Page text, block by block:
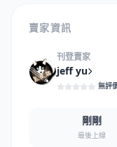
賣家資訊
刊登賣家
jeff yu
無評
剛剛
最後上線